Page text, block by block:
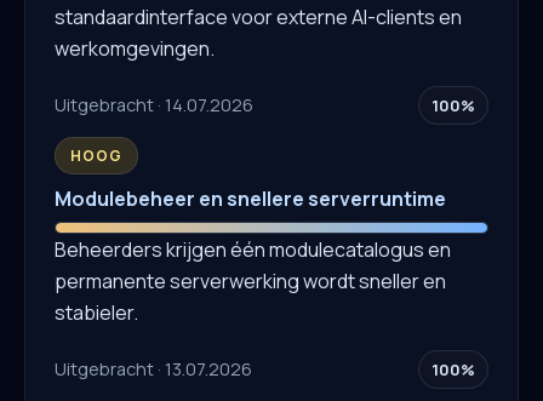
standaardinterface voor externe AI-clients en
werkomgevingen.
Uitgebracht · 14.07.2026 100%
HOOG
Modulebeheer en snellere serverruntime
Beheerders krijgen één modulecatalogus en
permanente serverwerking wordt sneller en
stabieler.
Uitgebracht · 13.07.2026 100%